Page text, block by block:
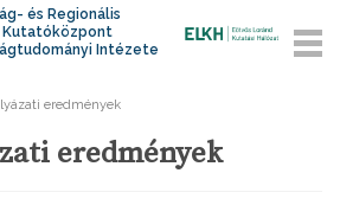
és Regionális
Kutatóközpont
Intézete
eredmények
eredmények